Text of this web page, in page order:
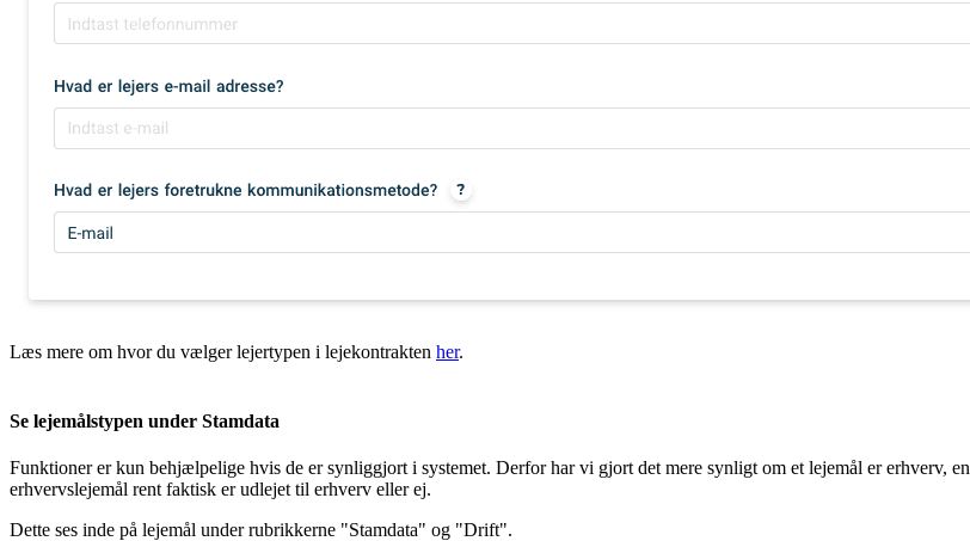
Læs mere om hvor du vælger lejertypen i lejekontrakten her.
Se lejemålstypen under Stamdata
Funktioner er kun behjælpelige hvis de er synliggjort i systemet. Derfor har vi gjort det mere synligt om et lejemål er erhverv,
erhvervslejemål rent faktisk er udlejet til erhverv eller ej.
Dette ses inde på lejemål under rubrikkerne "Stamdata" og "Drift".